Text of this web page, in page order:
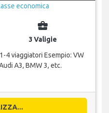
business_center
3 Valigie
4 viaggiatori Esempio: VW
A3, BMW 3, etc.